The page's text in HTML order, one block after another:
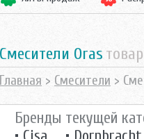
смесители Oras
Главная > Смесители >
Бренды текущей